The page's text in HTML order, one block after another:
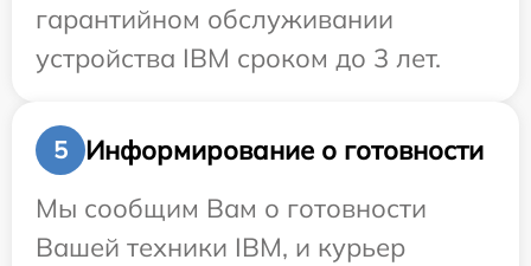
гарантийном обслуживании
устройства IBM сроком до 3 лет.
5
Информирование о готовности
Мы сообщим Вам о готовности
Вашей техники IBM, и курьер